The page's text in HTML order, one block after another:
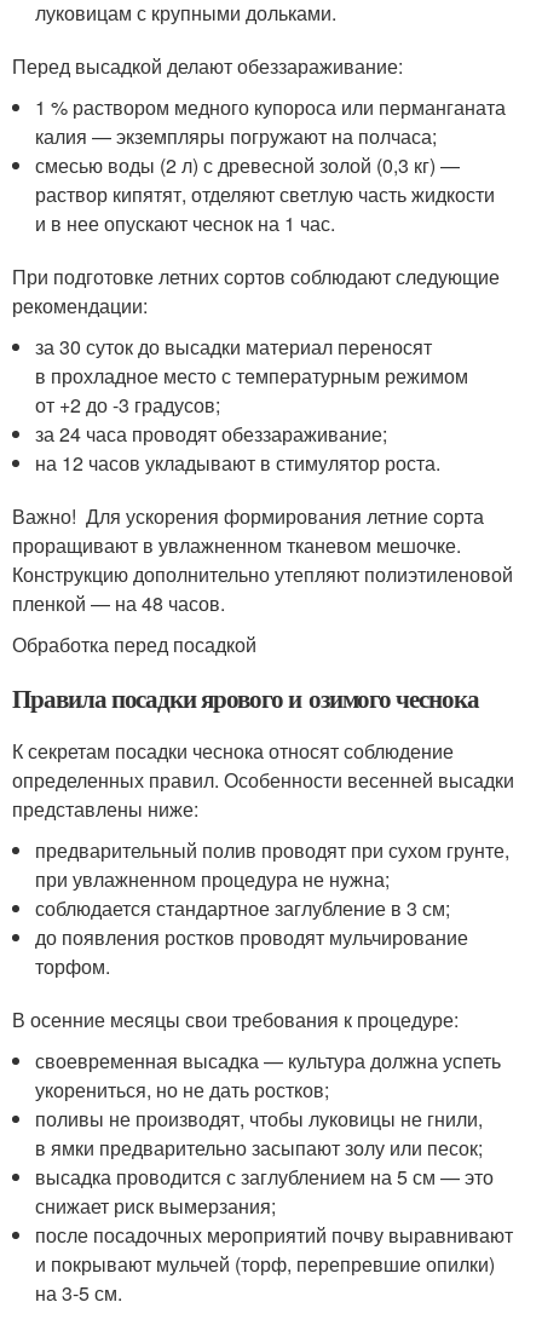
луковицам с крупными дольками.
Перед высадкой делают обеззараживание:
1 % раствором медного купороса или перманганата
калия — экземпляры погружают на полчаса;
смесью воды (2 л) с древесной золой (0,3 кг) —
раствор кипятят, отделяют светлую часть жидкости
и в нее опускают чеснок на 1 час.
При подготовке летних сортов соблюдают следующие
рекомендации:
за 30 суток до высадки материал переносят
в прохладное место с температурным режимом
от +2 до -3 градусов;
за 24 часа проводят обеззараживание;
на 12 часов укладывают в стимулятор роста.
Важно! Для ускорения формирования летние сорта
проращивают в увлажненном тканевом мешочке.
Конструкцию дополнительно утепляют полиэтиленовой
пленкой — на 48 часов.
Обработка перед посадкой
Правила посадки ярового и озимого чеснока
К секретам посадки чеснока относят соблюдение
определенных правил. Особенности весенней высадки
представлены ниже:
предварительный полив проводят при сухом грунте,
при увлажненном процедура не нужна;
соблюдается стандартное заглубление в 3 см;
до появления ростков проводят мульчирование
торфом.
В осенние месяцы свои требования к процедуре:
своевременная высадка — культура должна успеть
укорениться, но не дать ростков;
поливы не производят, чтобы луковицы не гнили,
в ямки предварительно засыпают золу или песок;
высадка проводится с заглублением на 5 см — это
снижает риск вымерзания;
после посадочных мероприятий почву выравнивают
и покрывают мульчей (торф, перепревшие опилки)
на 3-5 см.